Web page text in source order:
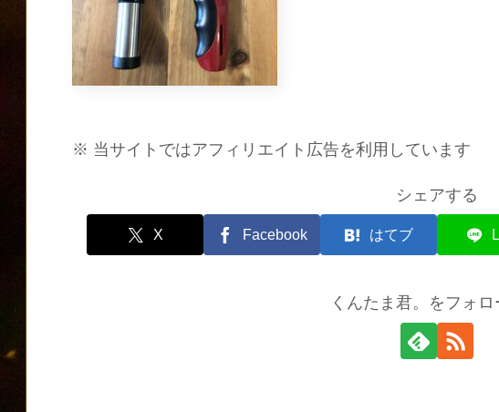
※ 当サイトではアフィリエイト広告を利用しています
シェアする
X Facebook はてブ
くんたま君。をフォロ